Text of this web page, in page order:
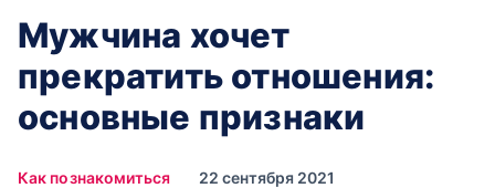
Мужчина хочет
прекратить отношения:
основные признаки
Как познакомиться
22 сентября 2021